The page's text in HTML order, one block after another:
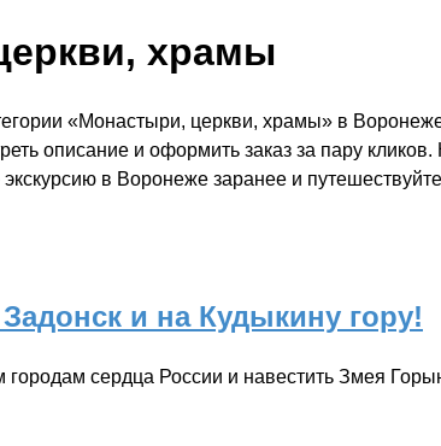
храмы
«Монастыри, церкви, храмы» в
описание и оформить заказ за пару
в Воронеже заранее и путешествуйте
и на Кудыкину гору!
сердца России и навестить Змея